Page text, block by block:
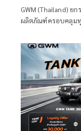
GWM (Thailand) ย
ผลิตภัณฑ์ครอบคลุมทุ